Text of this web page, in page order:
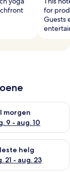
for
Guests
9
I morgen
9 - aug. 10
for i
- aug. 16
helg
21 - aug. 23
for